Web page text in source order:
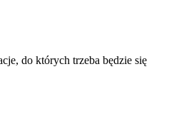
do których trzeba będzie się